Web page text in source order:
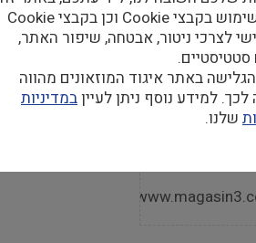
https://
נעשה שימוש בקבצי Cookie וכן בקבצי Cookie
לצרכי ניטור, אבטחה, שיפור האתר,
סטטיסטיים.
באתר איגוד המוזאונים מהווה
למידע נוסף ניתן לעייןבמדיניות
שלנו.